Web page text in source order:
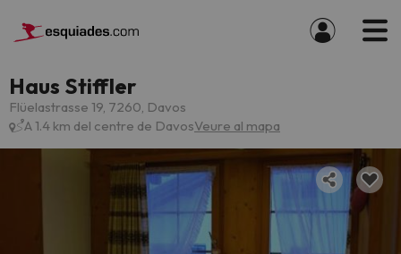
Haus Stiffler
Flüelastrasse 19, 7260, Davos
A 1.4 km del centre de DavosVeure al mapa